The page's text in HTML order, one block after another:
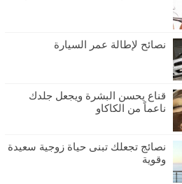
نصائح لإطالة عمر السيارة
قناع يحسن البشرة ويجعل جلدك
ناعماً من الكاكاو
نصائج تجعلك تبنى حياة زوجية سعيدة
وقوية